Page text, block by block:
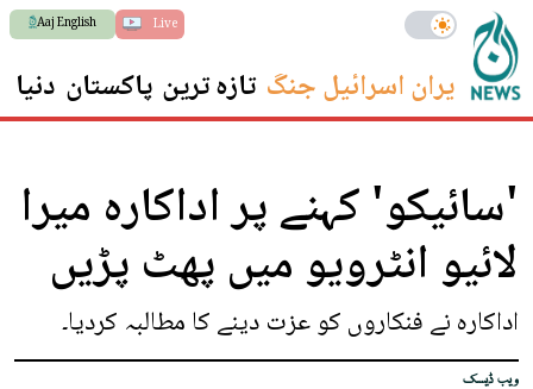
Live
Aaj English
ایران اسرائیل جنگ تازہ ترین پاکستان دنیا
'سائیکو' کہنے پر اداکارہ میرا
لائیو انٹرویو میں پھٹ پڑیں
اداکارہ نے فنکاروں کو عزت دینے کا مطالبہ کردیا۔
ویب ڈیسک